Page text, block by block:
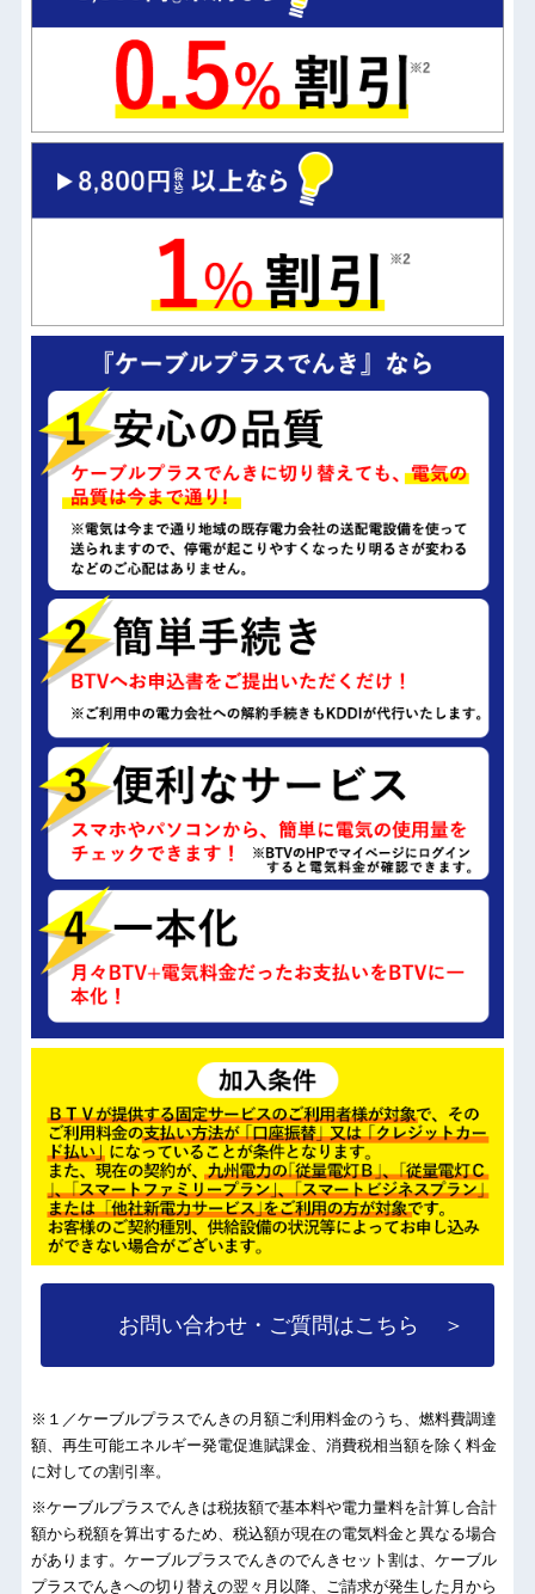
お問い合わせ・ご質問はこちら ＞
※１／ケーブルプラスでんきの月額ご利用料金のうち、燃料費調達
額、再生可能エネルギー発電促進賦課金、消費税相当額を除く料金
に対しての割引率。
※ケーブルプラスでんきは税抜額で基本料や電力量料を計算し合計
額から税額を算出するため、税込額が現在の電気料金と異なる場合
があります。ケーブルプラスでんきのでんきセット割は、ケーブル
プラスでんきへの切り替えの翌々月以降、ご請求が発生した月から